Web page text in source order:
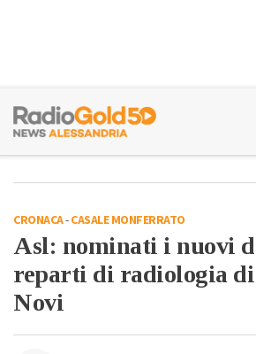
CRONACA-CASALE MONFERRATO
Asl: nominati i nuovi
reparti di radiologia di
Novi